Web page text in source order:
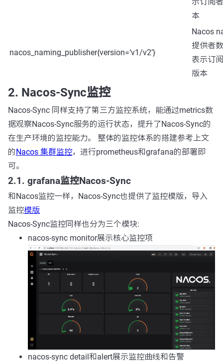
示订阅
本
nacos_naming_publisher{version=‘v1/v2’}
Nacos
提供者
表示订
版本
2. Nacos-Sync监控
Nacos-Sync 同样支持了第三方监控系统，能通过metrics数
据观察Nacos-Sync服务的运行状态，提升了Nacos-Sync的
在生产环境的监控能力。 整体的监控体系的搭建参考上文
的Nacos 集群监控，进行prometheus和grafana的部署即
可。
2.1. grafana监控Nacos-Sync
和Nacos监控一样，Nacos-Sync也提供了监控模版，导入
监控模版
Nacos-Sync监控同样也分为三个模块:
nacos-sync monitor展示核心监控项
nacos-sync detail和alert展示监控曲线和告警